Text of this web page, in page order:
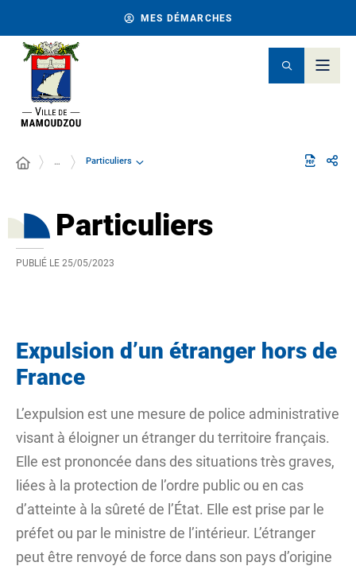
MES DÉMARCHES
… Particuliers
Particuliers
PUBLIÉ LE 25/05/2023
Expulsion d’un étranger hors de
France
L’expulsion est une mesure de police administrative
visant à éloigner un étranger du territoire français.
Elle est prononcée dans des situations très graves,
liées à la protection de l’ordre publicou en cas
d’atteinte à la sûreté de l’État. Elle est prise par le
préfet ou par le ministre de l’intérieur. L’étranger
peut être renvoyé de force dans son pays d’origine